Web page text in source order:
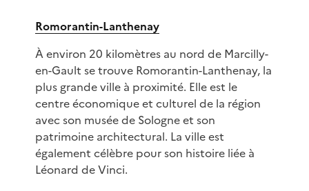
Romorantin-Lanthenay
À environ 20 kilomètres au nord de Marcilly-
en-Gault se trouve Romorantin-Lanthenay, la
plus grande ville à proximité. Elle est le
centre économique et culturel de la région
avec son musée de Sologne et son
patrimoine architectural. La ville est
également célèbre pour son histoire liée à
Léonard de Vinci.